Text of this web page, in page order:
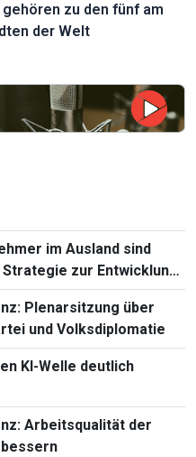
zu den fünf am
der Welt
im Ausland sind
zur Entwicklung
Plenarsitzung über
und Volksdiplomatie
KI-Welle deutlich
Arbeitsqualität der